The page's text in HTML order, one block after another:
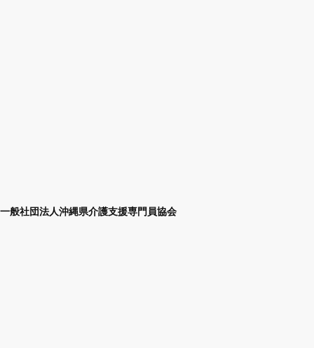
一般社団法人沖縄県介護支援専門員協会